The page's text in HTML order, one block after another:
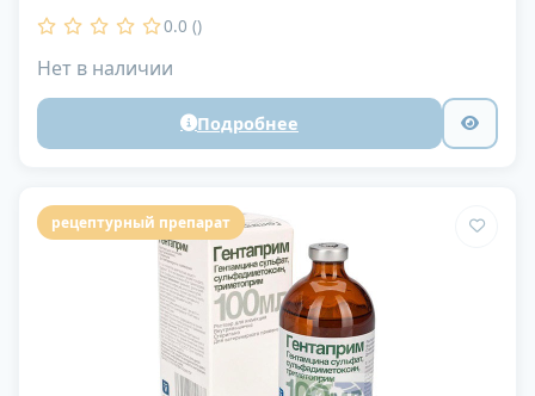
0.0 ()
Нет в наличии
Подробнее
рецептурный препарат